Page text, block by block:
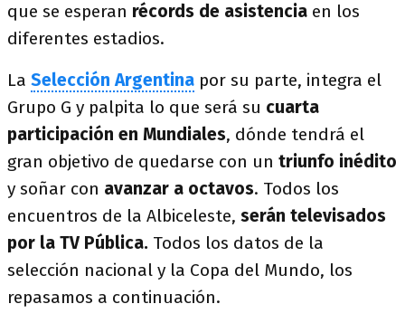
que se esperan récords de asistencia en los
diferentes estadios.
La Selección Argentina por su parte, integra el
Grupo G y palpita lo que será su cuarta
participación en Mundiales, dónde tendrá el
gran objetivo de quedarse con un triunfo inédito
y soñar con avanzar a octavos. Todos los
encuentros de la Albiceleste, serán televisados
por la TV Pública. Todos los datos de la
selección nacional y la Copa del Mundo, los
repasamos a continuación.